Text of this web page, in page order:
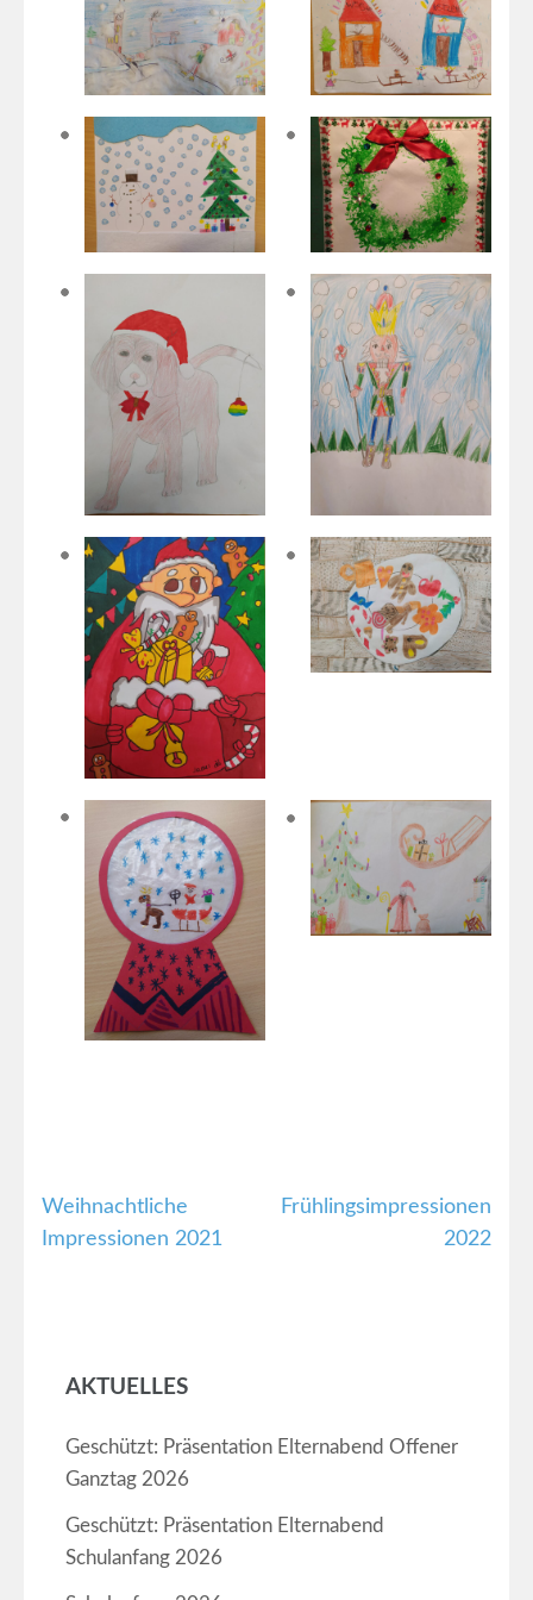
Beitragsnavigation
Weihnachtliche
Impressionen 2021
Frühlingsimpressionen
2022
AKTUELLES
Geschützt: Präsentation Elternabend Offener
Ganztag 2026
Geschützt: Präsentation Elternabend
Schulanfang 2026